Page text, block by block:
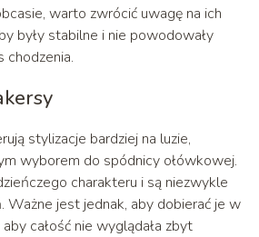
warto zwrócić uwagę na ich
były stabilne i nie powodowały
chodzenia.
stylizacje bardziej na luzie,
wyborem do spódnicy ołówkowej.
charakteru i są niezwykle
Ważne jest jednak, aby dobierać je w
całość nie wyglądała zbyt